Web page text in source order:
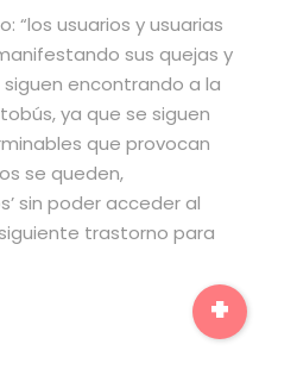
“los usuarios y usuarias
sus quejas y
encontrando a la
ya que se siguen
que provocan
se queden,
sin poder acceder al
trastorno para
+